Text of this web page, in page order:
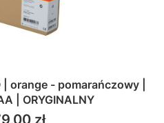
orange - pomarańczowy |
| ORYGINALNY
zł